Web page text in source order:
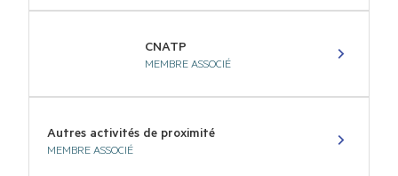
CNATP
MEMBRE ASSOCIÉ
Autres activités de proximité
MEMBRE ASSOCIÉ